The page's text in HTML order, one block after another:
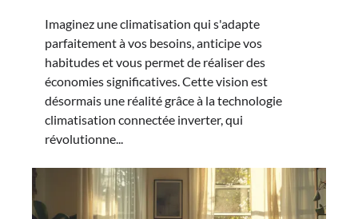
Imaginez une climatisation qui s'adapte
parfaitement à vos besoins, anticipe vos
habitudes et vous permet de réaliser des
économies significatives. Cette vision est
désormais une réalité grâce à la technologie
climatisation connectée inverter, qui
révolutionne...